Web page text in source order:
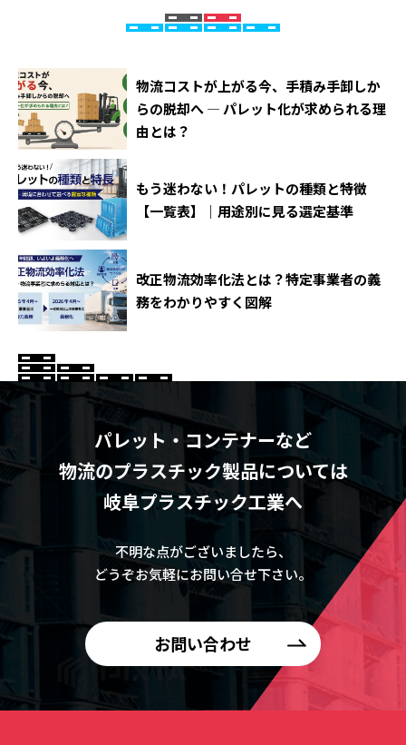
物流コストが上がる今、手積み手卸しか
らの脱却へ ― パレット化が求められる理
由とは？
もう迷わない！パレットの種類と特徴
【一覧表】｜用途別に見る選定基準
改正物流効率化法とは？特定事業者の義
務をわかりやすく図解
パレット・コンテナーなど
物流のプラスチック製品については
岐阜プラスチック工業へ
不明な点がございましたら、
どうぞお気軽にお問い合せ下さい。
お問い合わせ